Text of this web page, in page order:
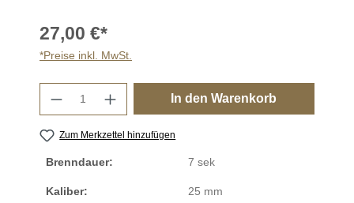
27,00 €*
*Preise inkl. MwSt.
Produkt Anzahl: Gib den gewünschten
In den Warenkorb
Zum Merkzettel hinzufügen
Brenndauer: 7 sek
Kaliber: 25 mm